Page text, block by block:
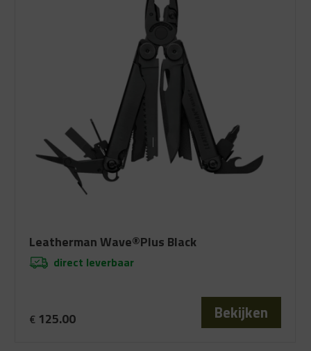
Leatherman Wave®Plus Black
direct leverbaar
€ 125.00 Bekijken